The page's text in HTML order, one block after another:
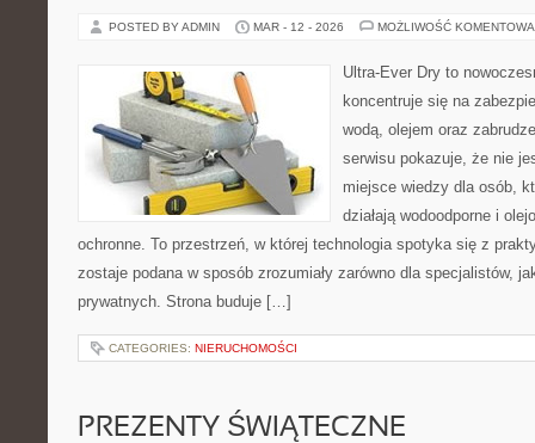
POSTED BY ADMIN MAR - 12 - 2026 MOŻLIWOŚĆ
Ultra-Ever Dry to
koncentruje się na
wodą, olejem oraz
serwisu pokazuje, że nie
miejsce wiedzy dla osób,
działają wodoodporne i
ochronne. To przestrzeń, w której technologia spotyka się z
zostaje podana w sposób zrozumiały zarówno dla specjalistów,
prywatnych. Strona buduje […]
CATEGORIES: NIERUCHOMOŚCI
PREZENTY ŚWIĄTECZNE